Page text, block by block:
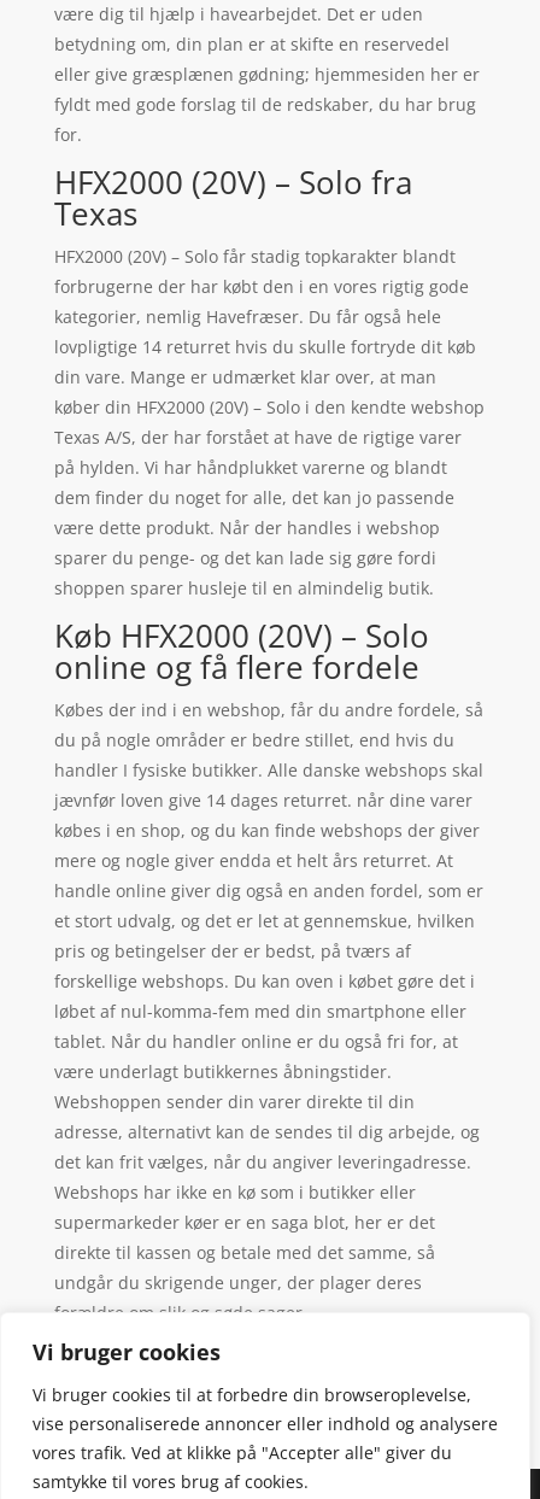
Vi bruger cookies
Vi bruger cookies til at forbedre din browseroplevelse,
vise personaliserede annoncer eller indhold og analysere
vores trafik. Ved at klikke på "Accepter alle" giver du
samtykke til vores brug af cookies.
være dig til hjælp i havearbejdet. Det er uden
betydning om, din plan er at skifte en reservedel
eller give græsplænen gødning; hjemmesiden her er
fyldt med gode forslag til de redskaber, du har brug
for.
HFX2000 (20V) – Solo fra
Texas
HFX2000 (20V) – Solo får stadig topkarakter blandt
forbrugerne der har købt den i en vores rigtig gode
kategorier, nemlig Havefræser. Du får også hele
lovpligtige 14 returret hvis du skulle fortryde dit køb
din vare. Mange er udmærket klar over, at man
køber din HFX2000 (20V) – Solo i den kendte webshop
Texas A/S, der har forstået at have de rigtige varer
på hylden. Vi har håndplukket varerne og blandt
dem finder du noget for alle, det kan jo passende
være dette produkt. Når der handles i webshop
sparer du penge- og det kan lade sig gøre fordi
shoppen sparer husleje til en almindelig butik.
Køb HFX2000 (20V) – Solo
online og få flere fordele
Købes der ind i en webshop, får du andre fordele, så
du på nogle områder er bedre stillet, end hvis du
handler I fysiske butikker. Alle danske webshops skal
jævnfør loven give 14 dages returret. når dine varer
købes i en shop, og du kan finde webshops der giver
mere og nogle giver endda et helt års returret. At
handle online giver dig også en anden fordel, som er
et stort udvalg, og det er let at gennemskue, hvilken
pris og betingelser der er bedst, på tværs af
forskellige webshops. Du kan oven i købet gøre det i
løbet af nul-komma-fem med din smartphone eller
tablet. Når du handler online er du også fri for, at
være underlagt butikkernes åbningstider.
Webshoppen sender din varer direkte til din
adresse, alternativt kan de sendes til dig arbejde, og
det kan frit vælges, når du angiver leveringadresse.
Webshops har ikke en kø som i butikker eller
supermarkeder køer er en saga blot, her er det
direkte til kassen og betale med det samme, så
undgår du skrigende unger, der plager deres
forældre om slik og søde sager.